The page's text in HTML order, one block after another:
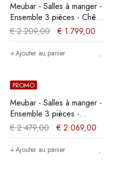
Meubar - Salles à manger -
Ensemble 3 pièces - Chêne
Mélèze/Chêne Cristal
€2.209,00 € 1.799,00
Ajouter au panier
PROMO
Meubar - Salles à manger -
Ensemble 3 pièces -
Chêne/Noir
€2.479,00 € 2.069,00
Ajouter au panier